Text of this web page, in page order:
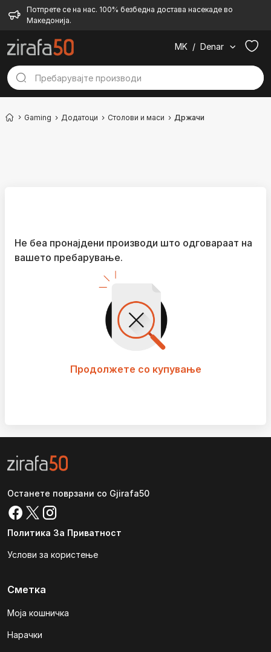
Потпрете се на нас. 100% безбедна достава насекаде во
Македонија.
MK / Denar
Gaming Додатоци Столови и маси Држачи
Не беа пронајдени производи што одговараат на
вашето пребарување.
Продолжете со купување
Останете поврзани со Gjirafa50
Политика За Приватност
Услови за користење
Сметка
Моја кошничка
Нарачки